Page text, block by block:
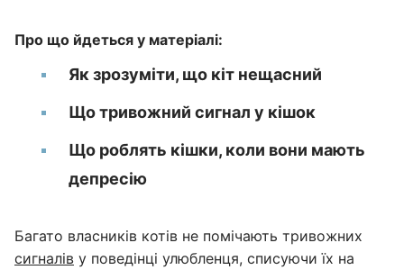
Про що йдеться у матеріалі:
Як зрозуміти, що кіт нещасний
Що тривожний сигнал у кішок
Що роблять кішки, коли вони мають
депресію
Багато власників котів не помічають тривожних
сигналів у поведінці улюбленця, списуючи їх на